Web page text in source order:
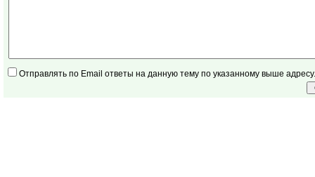
Отправлять по Email ответы на данную тему по указанному выше адресу.